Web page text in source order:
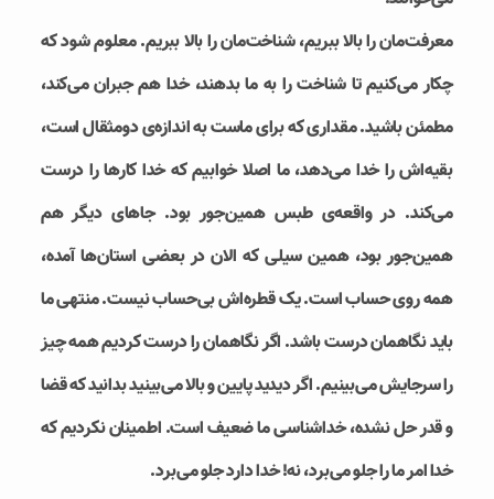
معرفت‌مان را بالا ببریم، شناخت‌مان را بالا ببریم. معلوم شود که
چکار می‌کنیم تا شناخت را به ما بدهند، خدا هم جبران می‌کند،
مطمئن باشید. مقداری که برای ماست به اندازه‌ی دومثقال است،
بقیه‌اش را خدا می‌دهد، ما اصلا خوابیم که خدا کارها را درست
می‌کند. در واقعه‌ی طبس همین‌جور بود. جاهای دیگر هم
همین‌جور بود، همین سیلی که الان در بعضی استان‌ها آمده،
همه روی حساب است. یک قطره‌اش بی‌حساب نیست. منتهی ما
باید نگاهمان درست باشد. اگر نگاهمان را درست کردیم همه چیز
را سرجایش می‌بینیم. اگر دیدید پایین و بالا می‌بینید بدانید که قضا
و قدر حل نشده، خداشناسی ما ضعیف است. اطمینان نکردیم که
خدا امر ما را جلو می‌برد، نه! خدا دارد جلو می‌برد.